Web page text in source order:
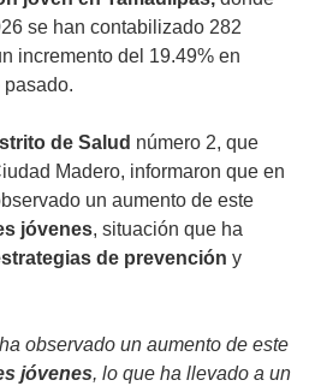
se han contabilizado 282
incremento del 19.49% en
de Salud número 2, que
Madero, informaron que en
un aumento de este
jóvenes, situación que ha
de prevención y
observado un aumento de este
jóvenes, lo que ha llevado a un